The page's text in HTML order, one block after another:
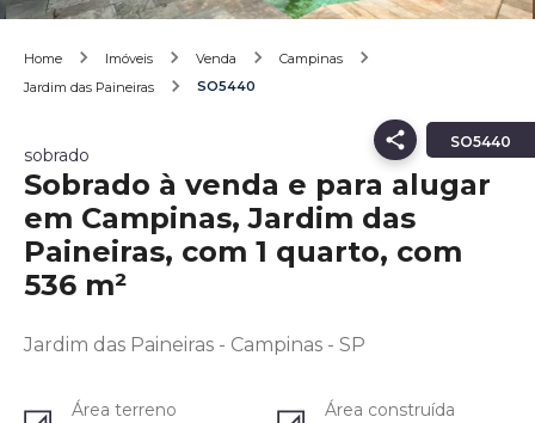
Home Imóveis Venda
Campinas
Jardim das Paineiras
SO5440
SO5440
sobrado
Sobrado à venda e para alugar
em Campinas, Jardim das
Paineiras, com 1 quarto, com
536 m²
Jardim das Paineiras - Campinas - SP
Área terreno Área construída